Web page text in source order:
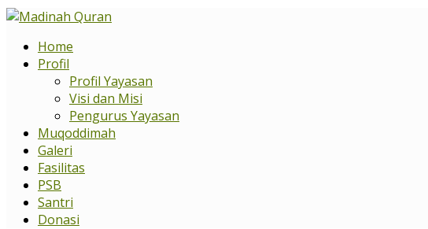
Home
Profil
Profil Yayasan
Visi dan Misi
Pengurus Yayasan
Muqoddimah
Galeri
Fasilitas
PSB
Santri
Donasi